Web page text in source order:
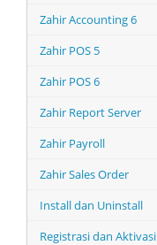
Zahir Accounting 6
Zahir POS 5
Zahir POS 6
Zahir Report Server
Zahir Payroll
Zahir Sales Order
Install dan Uninstall
Registrasi dan Aktivasi